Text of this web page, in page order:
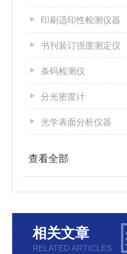
印刷适印性检测仪器
书刊装订强度测定仪
条码检测仪
分光密度计
光学表面分析仪器
查看全部
相关文章
RELATED ARTICLES